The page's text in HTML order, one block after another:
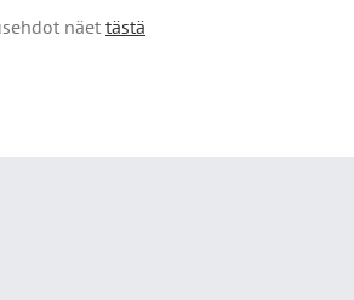
näet tästä